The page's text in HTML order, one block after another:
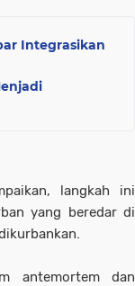
Integrasikan
langkah ini
yang beredar di
antemortem dan